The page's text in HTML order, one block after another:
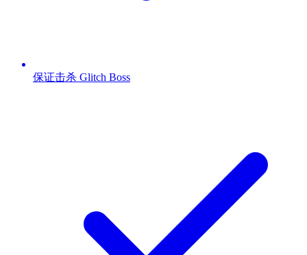
保证击杀 Glitch Boss